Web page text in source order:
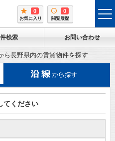
0
お気に入り
0
閲覧履歴
検索 お問い合わせ
ら長野県内の賃貸物件を探す
てください